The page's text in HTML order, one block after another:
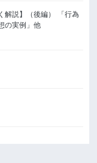
解説】（後編） 「行為
の実例」他